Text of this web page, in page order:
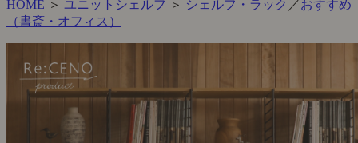
HOME ＞ ユニットシェルフ ＞ シェルフ・ラック ／おすすめ
（書斎・オフィス）